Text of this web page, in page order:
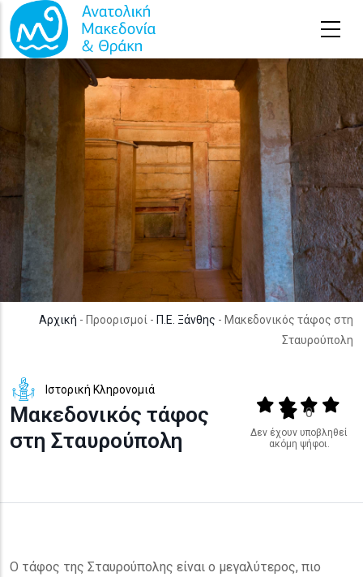
Παράκαμψη προς το κυρίως περιεχόμενο
Αρχική - Προορισμοί - Π.Ε. Ξάνθης - Μακεδονικός τάφος στη
Σταυρούπολη
Ιστορική Κληρονομιά
Μακεδονικός τάφος
στη Σταυρούπολη
Output format
(star)(star)(star)
(star)
0
Δεν έχουν υποβληθεί
ακόμη ψήφοι.
Ο τάφος της Σταυρούπολης είναι ο μεγαλύτερος, πιο